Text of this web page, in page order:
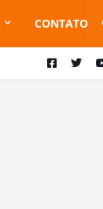
CONTATO